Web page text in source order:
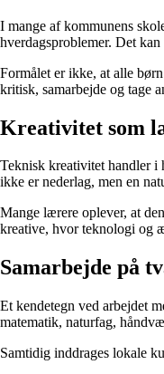
I mange af kommunens
hverdagsproblemer. Det
Formålet er ikke, at alle
kritisk, samarbejde og tage
Kreativitet som
Teknisk kreativitet handler i
ikke er nederlag, men en
Mange lærere oplever, at
kreative, hvor teknologi og
Samarbejde på
Et kendetegn ved arbejdet
matematik, naturfag,
Samtidig inddrages lokale